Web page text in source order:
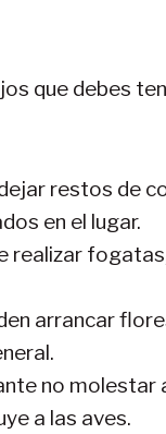
que debes
restos de
en el lugar.
realizar
arrancar
no molestar
a las aves.